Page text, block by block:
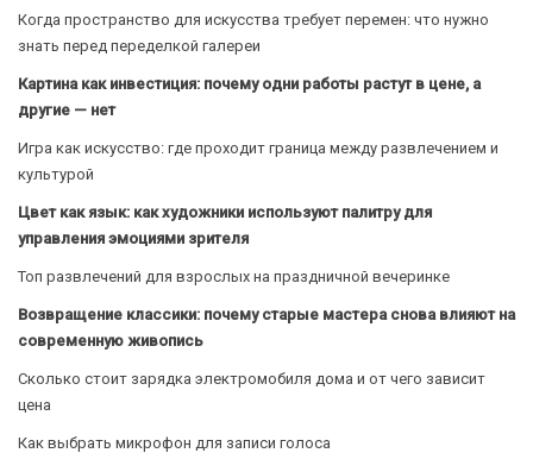
Когда пространство для искусства требует перемен: что нужно
знать перед переделкой галереи
Картина как инвестиция: почему одни работы растут в цене, а
другие — нет
Игра как искусство: где проходит граница между развлечением и
культурой
Цвет как язык: как художники используют палитру для
управления эмоциями зрителя
Топ развлечений для взрослых на праздничной вечеринке
Возвращение классики: почему старые мастера снова влияют на
современную живопись
Сколько стоит зарядка электромобиля дома и от чего зависит
цена
Как выбрать микрофон для записи голоса